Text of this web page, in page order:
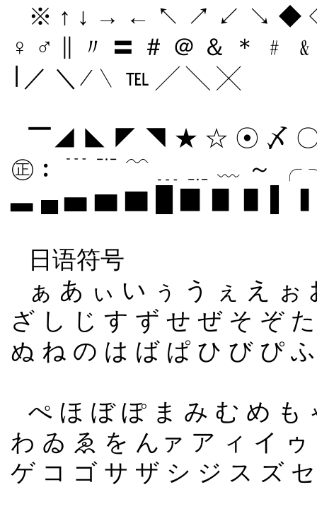
※ ↑ ↓ → ← ↖ ↗ ↙ ↘ ◆
♀ ♂ ∥ 〃 〓 ＃ ＠ ＆ ＊ ﹟
∣ ／ ＼ ∕ ﹨ ℡ ╱ ╲ ╳
▔◢ ◣ ◤ ◥ ★ ☆ ☉ 〆 〇 〒
㊣︰ ﹉ ﹊ ﹋ ﹍ ﹎ ﹏
▃ ▄ ▅ ▆ ▇ █ ▉ ▊ ▋ ▌
日语符号
ぁ あ ぃ い ぅ う ぇ え ぉ
ざ し じ す ず せ ぜ そ ぞ
ぬ ね の は ば ぱ ひ び ぴ
ぺ ほ ぼ ぽ ま み む め も
わ ゐ ゑ を んァ ア ィ イ
ゲ コ ゴ サ ザ シ ジ ス ズ